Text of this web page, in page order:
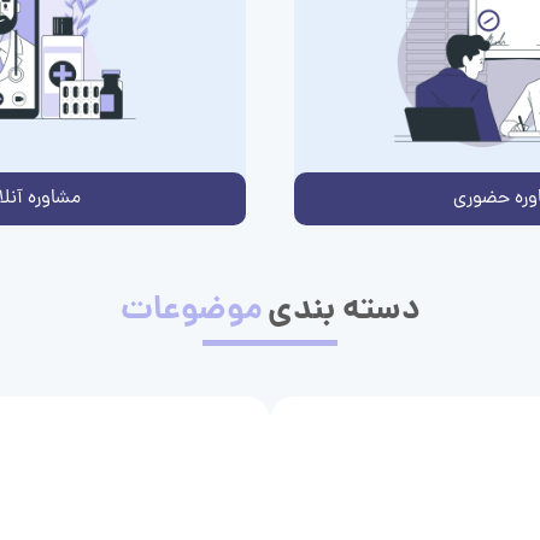
حضوری مشاوره
دسته بندیموضوعات